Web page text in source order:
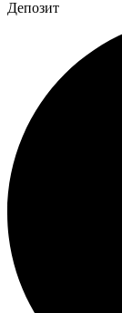
Депозит